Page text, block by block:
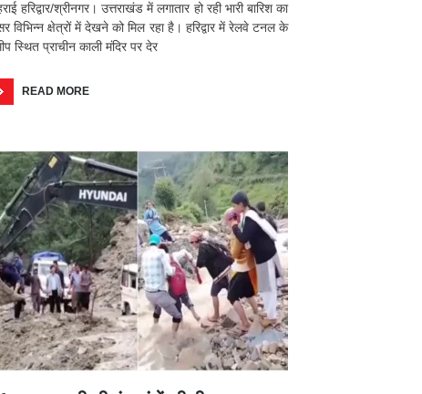
हरिद्वार/श्रीनगर। उत्तराखंड में लगातार हो रही भारी बारिश का
विभिन्न क्षेत्रों में देखने को मिल रहा है। हरिद्वार में रेलवे टनल के
स्थित प्राचीन काली मंदिर पर देर
READ MORE